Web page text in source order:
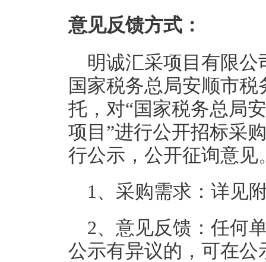
意见反馈方式：
明诚汇采项目有限公
国家税务总局安顺市
托，对“国家税务总局
项目”进行公开招标采
行公示，公开征询意见
1、采购需求：详见
2、意见反馈：任何
公示有异议的，可在